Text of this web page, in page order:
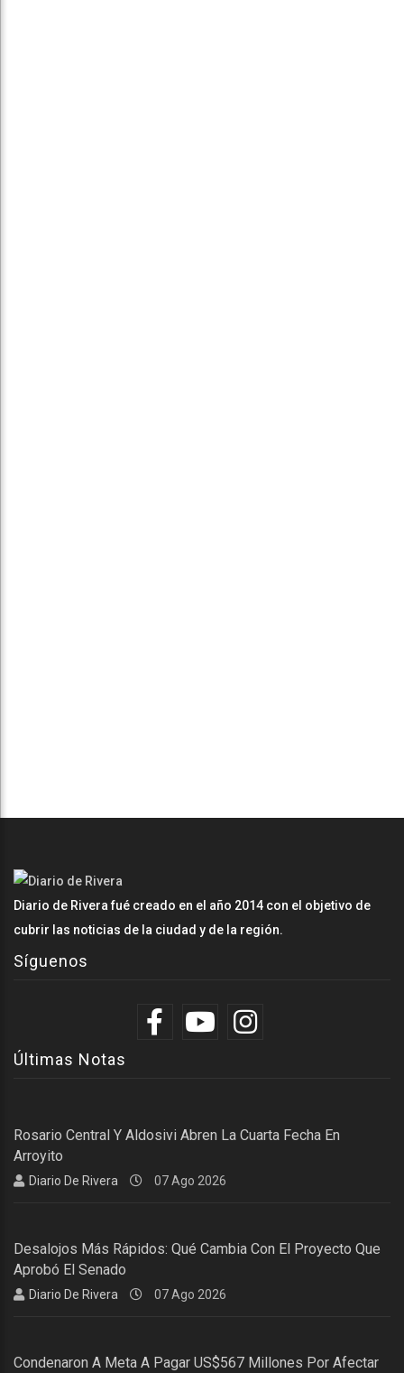
Diario de Rivera fué creado en el año 2014 con el objetivo de
cubrir las noticias de la ciudad y de la región.
Síguenos
Últimas Notas
Rosario Central Y Aldosivi Abren La Cuarta Fecha En
Arroyito
Diario De Rivera 07 Ago 2026
Desalojos Más Rápidos: Qué Cambia Con El Proyecto Que
Aprobó El Senado
Diario De Rivera 07 Ago 2026
Condenaron A Meta A Pagar US$567 Millones Por Afectar